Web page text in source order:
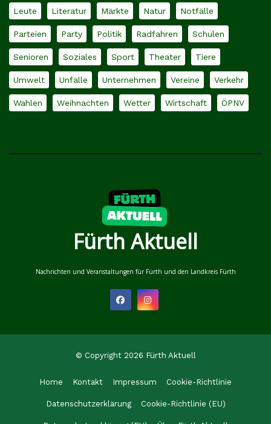
Leute Literatur Märkte Natur Notfälle
Parteien Party Politik Radfahren Schulen
Senioren Soziales Sport Theater Tiere
Umwelt Unfälle Unternehmen Vereine Verkehr
Wahlen Weihnachten Wetter Wirtschaft ÖPNV
Fürth Aktuell
Nachrichten und Veranstaltungen für Fürth und den Landkreis Fürth
© Copyright 2026 Fürth Aktuell
Home Kontakt Impressum Cookie-Richtlinie
Datenschutzerklärung Cookie-Richtlinie (EU)